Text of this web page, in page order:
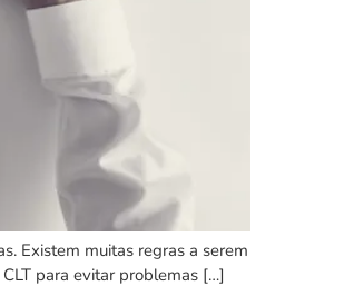
Existem muitas regras a serem
para evitar problemas […]